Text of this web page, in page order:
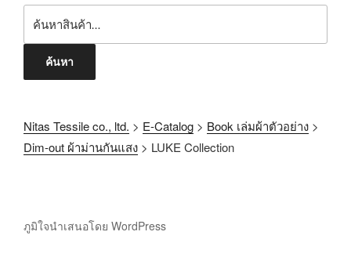
ค้นหา
Nitas Tessile co., ltd. > E-Catalog > Book เล่มผ้าตัวอย่าง >
Dim-out ผ้าม่านกันแสง > LUKE Collection
ภูมิใจนำเสนอโดย WordPress